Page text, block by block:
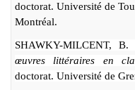
doctorat. Université de
Montréal.
SHAWKY-MILCENT, B.
œuvres littéraires en
doctorat. Université de